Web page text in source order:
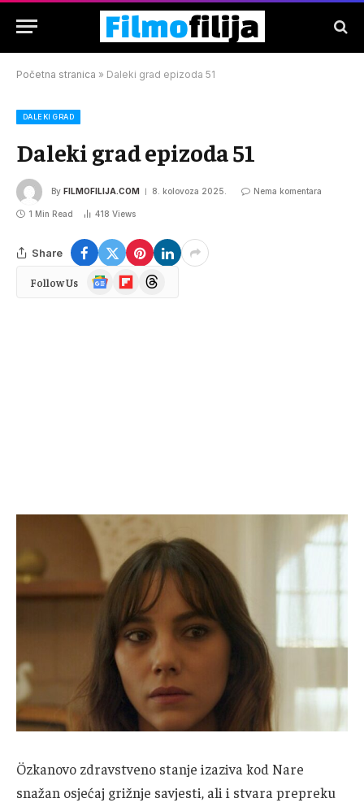
Početna stranica » Daleki grad epizoda 51
DALEKI GRAD
Daleki grad epizoda 51
By FILMOFILIJA.COM 8. kolovoza 2025. Nema komentara
1 Min Read 418 Views
Share
Follow Us
Google
News
FlipboardThreads
Özkanovo zdravstveno stanje izaziva kod Nare
snažan osjećaj grižnje savjesti, ali i stvara prepreku